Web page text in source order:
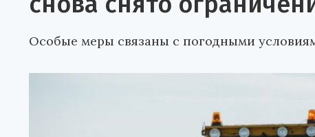
Особые меры связаны с погодными